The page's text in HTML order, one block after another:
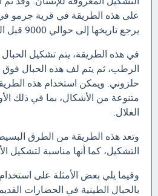
على هذه الطريقة في قرية جرمو
يرجع تاريخها إلى حوالي 9000 قبل الميلاد.
في هذه الطريقة، يتم تشكيل
الرطب، ثم يتم لف هذه الحبال
حلزوني. ويمكن استخدام هذه
متنوعة من الأشكال، بما في ذلك
الغلال.
وتعد هذه الطريقة من الطرق
التشكيل، كما أنها مناسبة لتشكيل
وفيما يلي بعض الأمثلة على
بالحبال الطينية في الحضارات